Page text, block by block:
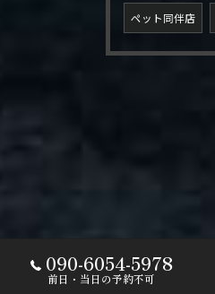
ペット同伴店
090-6054-5978
前日・当日の予約不可